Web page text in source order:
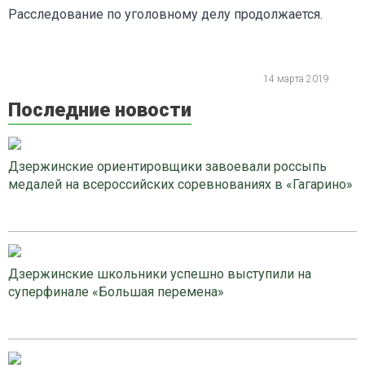
Расследование по уголовному делу продолжается.
14 марта 2019
Последние новости
Дзержинские ориентировщики завоевали россыпь
медалей на всероссийских соревнованиях в «Гагарино»
Дзержинские школьники успешно выступили на
суперфинале «Большая перемена»